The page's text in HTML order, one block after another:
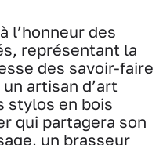
l’honneur des
représentant la
des savoir-faire
artisan d’art
stylos en bois
qui partagera son
un brasseur